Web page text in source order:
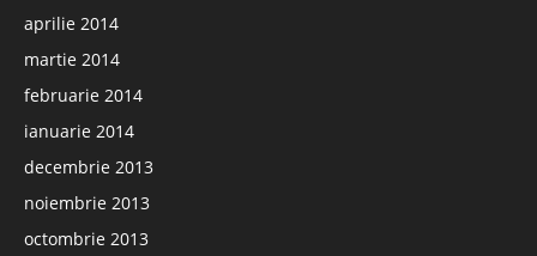
aprilie 2014
martie 2014
februarie 2014
ianuarie 2014
decembrie 2013
noiembrie 2013
octombrie 2013